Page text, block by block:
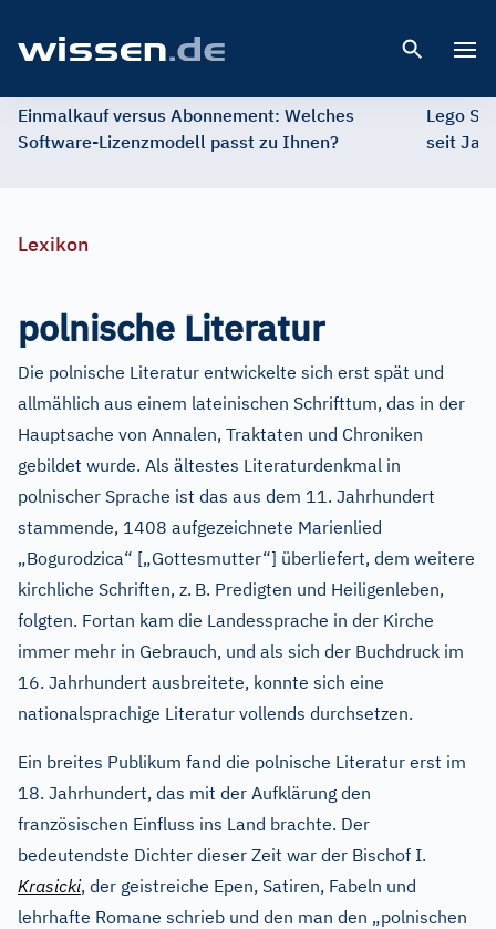
Einmalkauf versus Abonnement: Welches
Software-Lizenzmodell passt zu Ihnen?
Lego
seit
Lexikon
polnische Literatur
Die polnische Literatur entwickelte sich erst spät und
allmählich aus einem lateinischen Schrifttum, das in der
Hauptsache von Annalen, Traktaten und Chroniken
gebildet wurde. Als ältestes Literaturdenkmal in
polnischer Sprache ist das aus dem 11. Jahrhundert
stammende, 1408 aufgezeichnete Marienlied
„Bogurodzica“ [„Gottesmutter“] überliefert, dem weitere
kirchliche Schriften, z. B. Predigten und Heiligenleben,
folgten. Fortan kam die Landessprache in der Kirche
immer mehr in Gebrauch, und als sich der Buchdruck im
16. Jahrhundert ausbreitete, konnte sich eine
nationalsprachige Literatur vollends durchsetzen.
Ein breites Publikum fand die polnische Literatur erst im
18. Jahrhundert, das mit der Aufklärung den
französischen Einfluss ins Land brachte. Der
bedeutendste Dichter dieser Zeit war der Bischof I.
Krasicki, der geistreiche Epen, Satiren, Fabeln und
lehrhafte Romane schrieb und den man den „polnischen